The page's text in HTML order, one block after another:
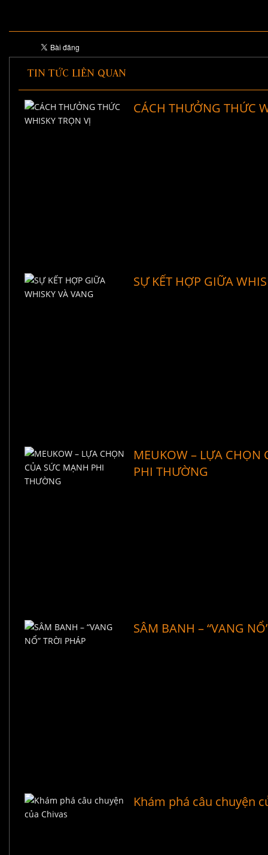
TIN TỨC LIÊN QUAN
CÁCH THƯỞNG THỨC
SỰ KẾT HỢP GIỮA
MEUKOW – LỰA CHỌN
PHI THƯỜNG
SÂM BANH – “VANG
Khám phá câu chuyện